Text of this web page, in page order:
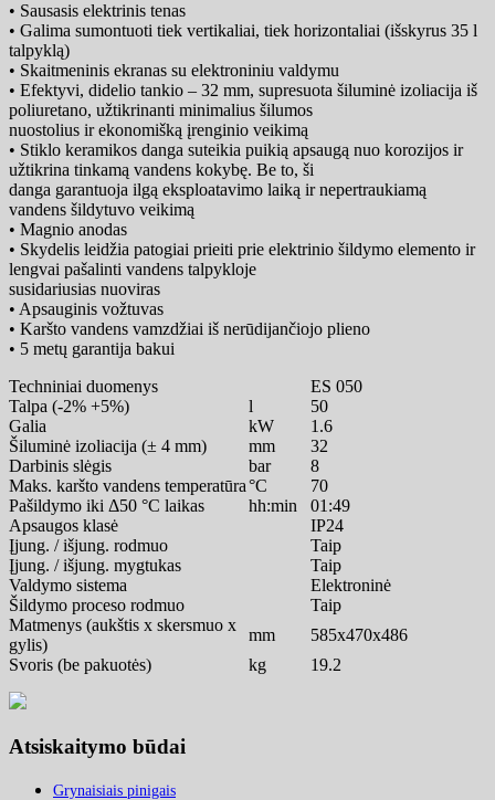
• Sausasis elektrinis tenas
• Galima sumontuoti tiek vertikaliai, tiek horizontaliai (išskyrus 35 l
talpyklą)
• Skaitmeninis ekranas su elektroniniu valdymu
• Efektyvi, didelio tankio – 32 mm, supresuota šiluminė izoliacija iš
poliuretano, užtikrinanti minimalius šilumos
nuostolius ir ekonomišką įrenginio veikimą
• Stiklo keramikos danga suteikia puikią apsaugą nuo korozijos ir
užtikrina tinkamą vandens kokybę. Be to, ši
danga garantuoja ilgą eksploatavimo laiką ir nepertraukiamą
vandens šildytuvo veikimą
• Magnio anodas
• Skydelis leidžia patogiai prieiti prie elektrinio šildymo elemento ir
lengvai pašalinti vandens talpykloje
susidariusias nuoviras
• Apsauginis vožtuvas
• Karšto vandens vamzdžiai iš nerūdijančiojo plieno
• 5 metų garantija bakui
Techniniai duomenys
ES 050
Talpa (-2% +5%)
l
50
Galia
kW
1.6
Šiluminė izoliacija (± 4 mm)
mm
32
Darbinis slėgis
bar
8
Maks. karšto vandens temperatūra°C
70
Pašildymo iki Δ50 °C laikas
hh:min
01:49
Apsaugos klasė
IP24
Įjung. / išjung. rodmuo
Taip
Įjung. / išjung. mygtukas
Taip
Valdymo sistema
Elektroninė
Šildymo proceso rodmuo
Taip
Matmenys (aukštis x skersmuo x
gylis)
mm
585x470x486
Svoris (be pakuotės)
kg 19.2
Atsiskaitymo būdai
Grynaisiais pinigais